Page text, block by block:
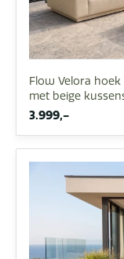
Flow Velora
met beige
3.999,-